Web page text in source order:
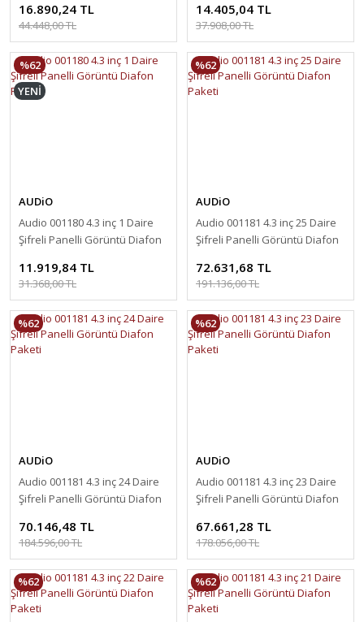
16.890,24 TL
44.448,00 TL
14.405,04 TL
37.908,00 TL
%62
YENİ
AUDiO
Audio 001180 4.3 inç 1 Daire
Şifreli Panelli Görüntü Diafon
11.919,84 TL
31.368,00 TL
%62
AUDiO
Audio 001181 4.3 inç 25 Daire
Şifreli Panelli Görüntü Diafon
72.631,68 TL
191.136,00 TL
%62
AUDiO
Audio 001181 4.3 inç 24 Daire
Şifreli Panelli Görüntü Diafon
70.146,48 TL
184.596,00 TL
%62
AUDiO
Audio 001181 4.3 inç 23 Daire
Şifreli Panelli Görüntü Diafon
67.661,28 TL
178.056,00 TL
%62 %62